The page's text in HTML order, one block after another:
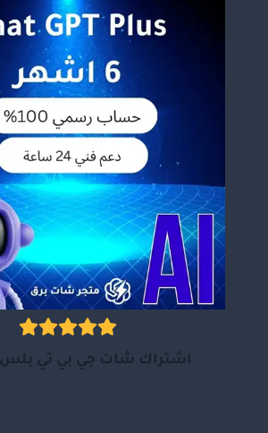
اشتراك شات جي بي تي بلس 6 أشهر